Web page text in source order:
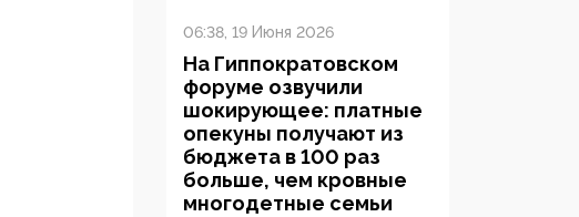
06:38, 19 Июня 2026
На Гиппократовском
форуме озвучили
шокирующее: платные
опекуны получают из
бюджета в 100 раз
больше, чем кровные
многодетные семьи